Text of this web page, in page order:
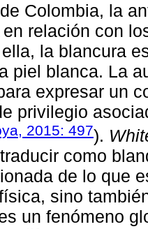
Colombia, la
relación con
la blancura
piel blanca. La
expresar un
privilegio
2015: 497).
como
de lo que
sino
un fenómeno